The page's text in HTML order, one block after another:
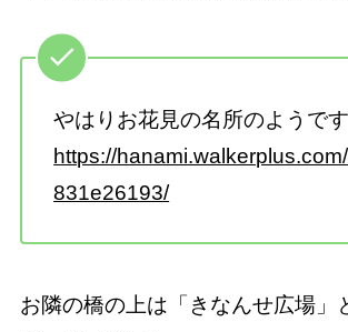
やはりお花見の名所のようです
https://
831e26193/
お隣の橋の上は「きなんせ広場」